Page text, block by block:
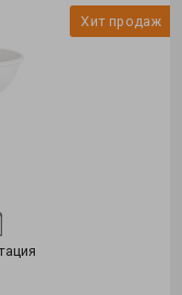
Хит продаж